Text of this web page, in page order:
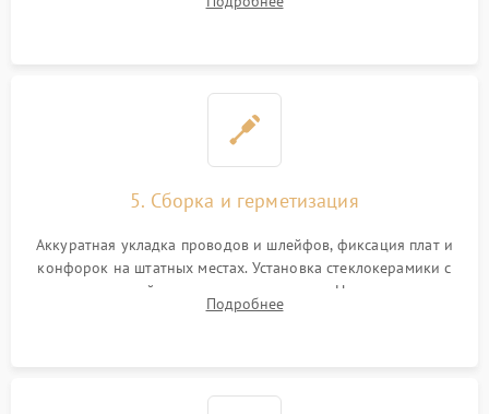
дорожек. Очистка контактов и замена поврежденной
5. Сборка и герметизация
Аккуратная укладка проводов и шлейфов, фиксация плат и
конфорок на штатных местах. Установка стеклокерамики с
проверкой равномерности зазоров. Нанесение
термостойкого герметика или укладка уплотнительной
Подробнее